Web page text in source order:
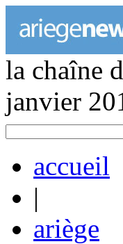
la chaîne
janvier
accueil
|
ariège